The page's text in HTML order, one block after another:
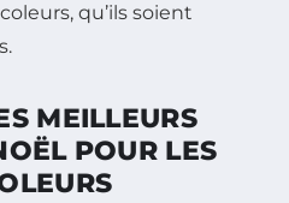
qu’ils soient
MEILLEURS
POUR LES